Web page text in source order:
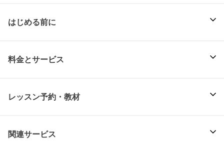
はじめる前に
料金とサービス
レッスン予約・教材
関連サービス